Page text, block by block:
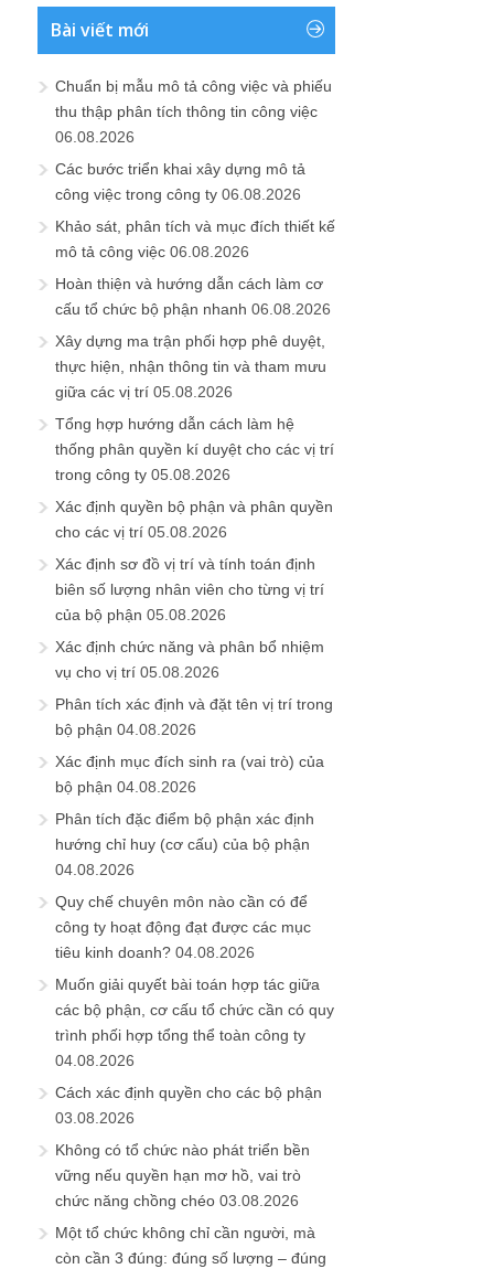
Bài viết mới
Chuẩn bị mẫu mô tả công việc và phiếu
thu thập phân tích thông tin công việc
06.08.2026
Các bước triển khai xây dựng mô tả
công việc trong công ty 06.08.2026
Khảo sát, phân tích và mục đích thiết kế
mô tả công việc 06.08.2026
Hoàn thiện và hướng dẫn cách làm cơ
cấu tổ chức bộ phận nhanh 06.08.2026
Xây dựng ma trận phối hợp phê duyệt,
thực hiện, nhận thông tin và tham mưu
giữa các vị trí 05.08.2026
Tổng hợp hướng dẫn cách làm hệ
thống phân quyền kí duyệt cho các vị trí
trong công ty 05.08.2026
Xác định quyền bộ phận và phân quyền
cho các vị trí 05.08.2026
Xác định sơ đồ vị trí và tính toán định
biên số lượng nhân viên cho từng vị trí
của bộ phận 05.08.2026
Xác định chức năng và phân bổ nhiệm
vụ cho vị trí 05.08.2026
Phân tích xác định và đặt tên vị trí trong
bộ phận 04.08.2026
Xác định mục đích sinh ra (vai trò) của
bộ phận 04.08.2026
Phân tích đặc điểm bộ phận xác định
hướng chỉ huy (cơ cấu) của bộ phận
04.08.2026
Quy chế chuyên môn nào cần có để
công ty hoạt động đạt được các mục
tiêu kinh doanh? 04.08.2026
Muốn giải quyết bài toán hợp tác giữa
các bộ phận, cơ cấu tổ chức cần có quy
trình phối hợp tổng thể toàn công ty
04.08.2026
Cách xác định quyền cho các bộ phận
03.08.2026
Không có tổ chức nào phát triển bền
vững nếu quyền hạn mơ hồ, vai trò
chức năng chồng chéo 03.08.2026
Một tổ chức không chỉ cần người, mà
còn cần 3 đúng: đúng số lượng – đúng